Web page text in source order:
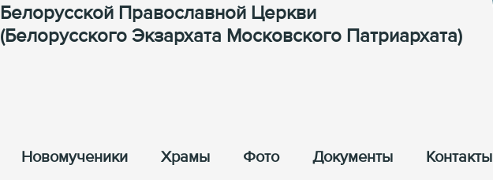
Белорусской Православной Церкви
(Белорусского Экзархата Московского Патриархата)
Новомученики Храмы Фото Документы Контакты